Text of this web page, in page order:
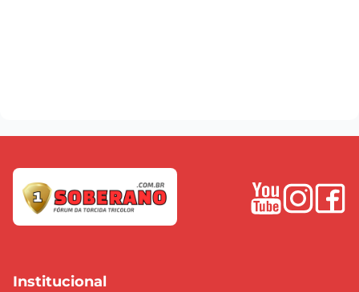
Institucional